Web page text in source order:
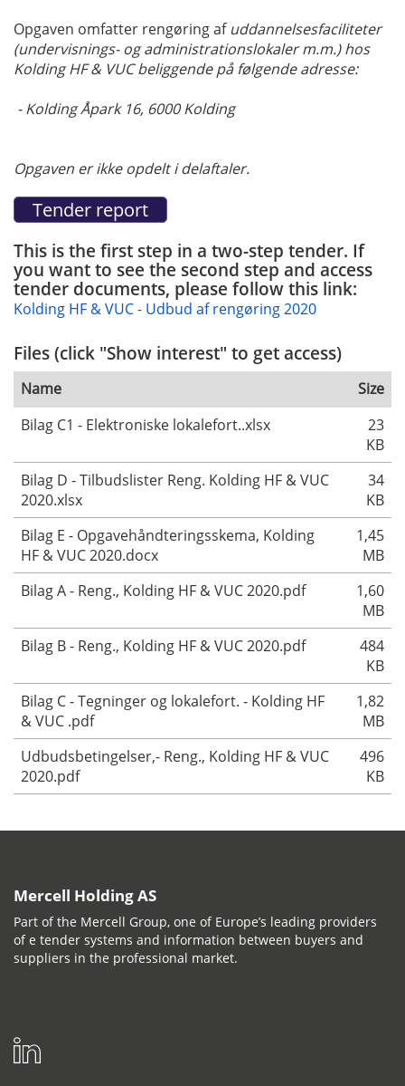
Opgaven omfatter rengøring af uddannelsesfaciliteter
(undervisnings- og administrationslokaler m.m.) hos
Kolding HF & VUC beliggende på følgende adresse:
- Kolding Åpark 16, 6000 Kolding
Opgaven er ikke opdelt i delaftaler.
This is the first step in a two-step tender. If
you want to see the second step and access
tender documents, please follow this link:
Kolding HF & VUC - Udbud af rengøring 2020
Files (click "Show interest" to get access)
Name
Size
Bilag C1 - Elektroniske lokalefort..xlsx
23
KB
Bilag D - Tilbudslister Reng. Kolding HF & VUC
2020.xlsx
34
KB
Bilag E - Opgavehåndteringsskema, Kolding
HF & VUC 2020.docx
1,45
MB
Bilag A - Reng., Kolding HF & VUC 2020.pdf
1,60
MB
Bilag B - Reng., Kolding HF & VUC 2020.pdf
484
KB
Bilag C - Tegninger og lokalefort. - Kolding HF
& VUC .pdf
1,82
MB
Udbudsbetingelser,- Reng., Kolding HF & VUC
2020.pdf
496
KB
Mercell Holding AS
Part of the Mercell Group, one of Europe’s leading providers
of e tender systems and information between buyers and
suppliers in the professional market.